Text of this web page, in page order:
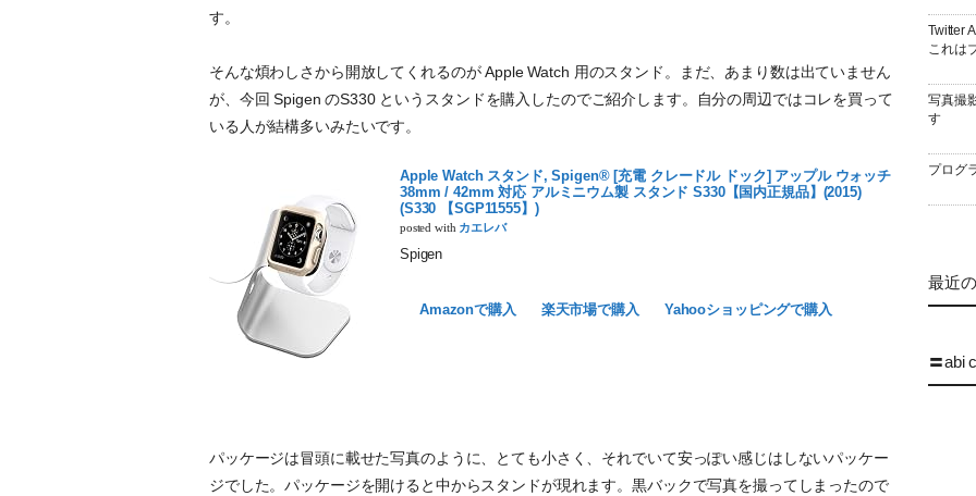
す。
そんな煩わしさから開放してくれるのが Apple Watch 用のスタンド。まだ、あまり数は出ていません
が、今回 Spigen のS330 というスタンドを購入したのでご紹介します。自分の周辺ではコレを買って
いる人が結構多いみたいです。
Apple Watch スタンド, Spigen® [充電 クレードル ドック] アップル ウォッチ
38mm / 42mm 対応 アルミニウム製 スタンド S330【国内正規品】(2015)
(S330 【SGP11555】)
posted with カエレバ
Spigen
Amazonで購入 楽天市場で購入 Yahooショッピングで購入
パッケージは冒頭に載せた写真のように、とても小さく、それでいて安っぽい感じはしないパッケー
ジでした。パッケージを開けると中からスタンドが現れます。黒バックで写真を撮ってしまったので
Twitter
これは
写真撮
す
プログ
最近
〓abi